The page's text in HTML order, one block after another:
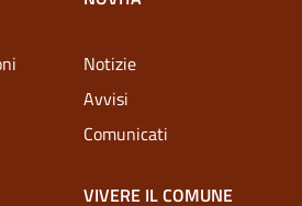
Notizie
Avvisi
Comunicati
VIVERE IL COMUNE